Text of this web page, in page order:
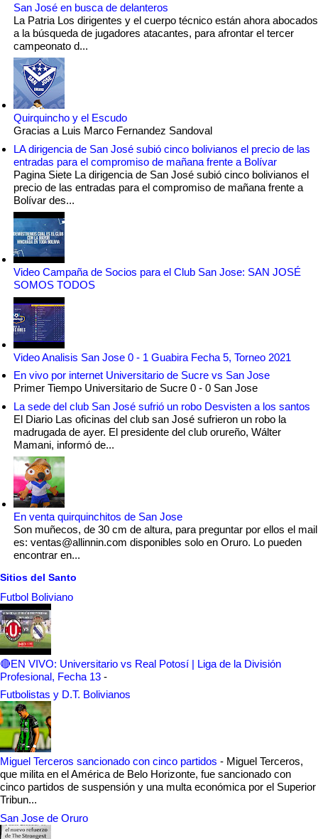
San José en busca de delanteros
La Patria Los dirigentes y el cuerpo técnico están ahora abocados
a la búsqueda de jugadores atacantes, para afrontar el tercer
campeonato d...
Quirquincho y el Escudo
Gracias a Luis Marco Fernandez Sandoval
LA dirigencia de San José subió cinco bolivianos el precio de las
entradas para el compromiso de mañana frente a Bolívar
Pagina Siete La dirigencia de San José subió cinco bolivianos el
precio de las entradas para el compromiso de mañana frente a
Bolívar des...
Video Campaña de Socios para el Club San Jose: SAN JOSÉ
SOMOS TODOS
Video Analisis San Jose 0 - 1 Guabira Fecha 5, Torneo 2021
En vivo por internet Universitario de Sucre vs San Jose
Primer Tiempo Universitario de Sucre 0 - 0 San Jose
La sede del club San José sufrió un robo Desvisten a los santos
El Diario Las oficinas del club san José sufrieron un robo la
madrugada de ayer. El presidente del club orureño, Wálter
Mamani, informó de...
En venta quirquinchitos de San Jose
Son muñecos, de 30 cm de altura, para preguntar por ellos el mail
es: ventas@allinnin.com disponibles solo en Oruro. Lo pueden
encontrar en...
Sitios del Santo
Futbol Boliviano
🔴EN VIVO: Universitario vs Real Potosí | Liga de la División
Profesional, Fecha 13 -
Futbolistas y D.T. Bolivianos
Miguel Terceros sancionado con cinco partidos - Miguel Terceros,
que milita en el América de Belo Horizonte, fue sancionado con
cinco partidos de suspensión y una multa económica por el Superior
Tribun...
San Jose de Oruro